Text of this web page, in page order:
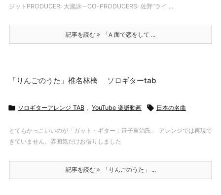
ジットPRODUCER: 大瀧詠一CO-PRODUCERS: 佐野“ライ ...
記事を読む 「A 面で恋をして ...
「りんごのうた」椎名林檎 ソロギターtab
 ソロギターアレンジ TAB , YouTube 楽譜動画  日本の名曲
とてもかっこいいのが「ガット・ギター：笹子重治氏」 アレンジでは再現で
きていません。雰囲気だけお借りしました
記事を読む 「りんごのうた」 ...